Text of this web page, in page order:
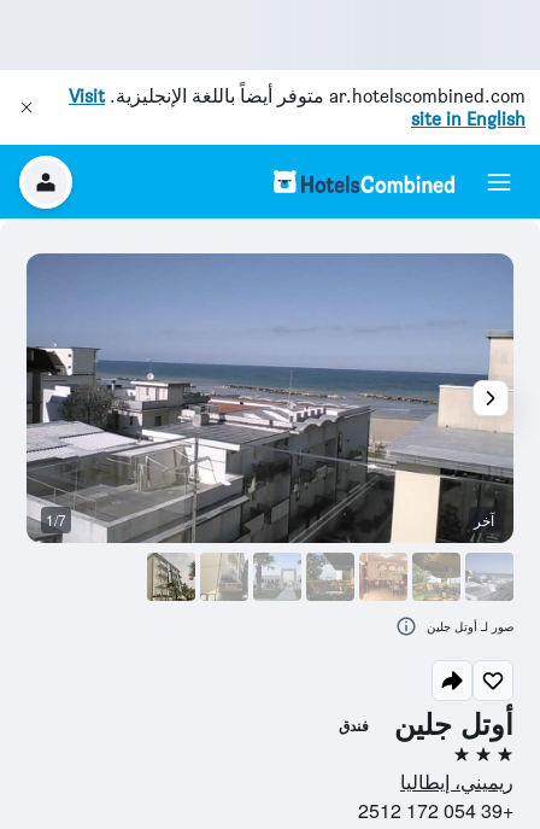
ar.hotelscombined.com متوفر أيضاً باللغة الإنجليزية.Visit
site in English
أوتل جلين فندق
3 نجوم
ريميني، إيطاليا
+39 054 172 2512
آخر 1/7
صور لـ أوتل جلين